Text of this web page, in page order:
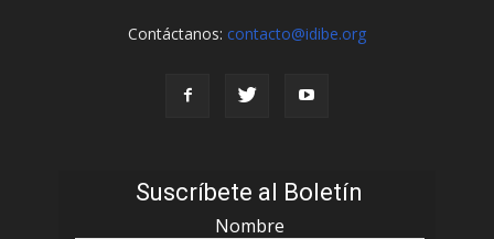
Contáctanos: contacto@idibe.org
Suscríbete al Boletín
Nombre